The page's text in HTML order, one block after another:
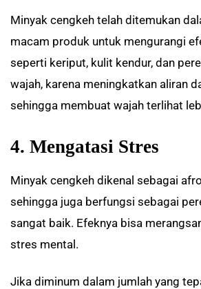
Minyak cengkeh telah ditemukan
macam produk untuk mengurangi
seperti keriput, kulit kendur, dan
wajah, karena meningkatkan aliran
sehingga membuat wajah terlihat
4. Mengatasi Stres
Minyak cengkeh dikenal sebagai
sehingga juga berfungsi sebagai
sangat baik. Efeknya bisa
stres mental.
Jika diminum dalam jumlah yang